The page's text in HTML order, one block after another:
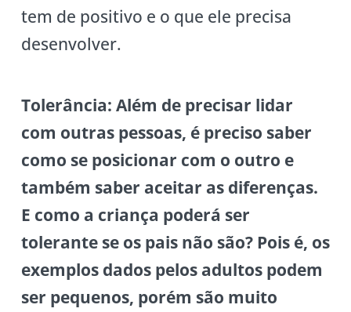
tem de positivo e o que ele precisa
desenvolver.
Tolerância: Além de precisar lidar
com outras pessoas, é preciso saber
como se posicionar com o outro e
também saber aceitar as diferenças.
E como a criança poderá ser
tolerante se os pais não são? Pois é, os
exemplos dados pelos adultos podem
ser pequenos, porém são muito